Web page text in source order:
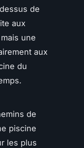
de
aux
une
aux
du
de
piscine
les plus